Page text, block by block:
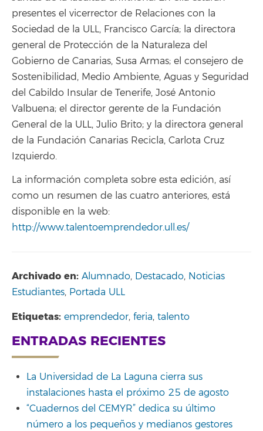
presentes el vicerrector de Relaciones con la
Sociedad de la ULL, Francisco García; la directora
general de Protección de la Naturaleza del
Gobierno de Canarias, Susa Armas; el consejero de
Sostenibilidad, Medio Ambiente, Aguas y Seguridad
del Cabildo Insular de Tenerife, José Antonio
Valbuena; el director gerente de la Fundación
General de la ULL, Julio Brito; y la directora general
de la Fundación Canarias Recicla, Carlota Cruz
Izquierdo.
La información completa sobre esta edición, así
como un resumen de las cuatro anteriores, está
disponible en la web:
http://www.talentoemprendedor.ull.es/
Archivado en: Alumnado, Destacado, Noticias
Estudiantes, Portada ULL
Etiquetas: emprendedor, feria, talento
ENTRADAS RECIENTES
La Universidad de La Laguna cierra sus
instalaciones hasta el próximo 25 de agosto
“Cuadernos del CEMYR” dedica su último
número a los pequeños y medianos gestores